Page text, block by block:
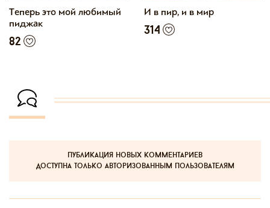
Теперь это мой любимый
пиджак
82
И в пир, и в мир
314
публикация новых комментариев
доступна только авторизованным пользователям